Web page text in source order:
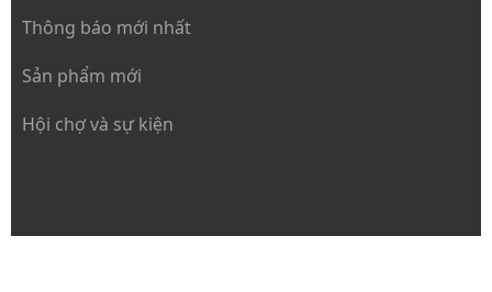
Thông báo mới nhất
Sản phẩm mới
Hội chợ và sự kiện